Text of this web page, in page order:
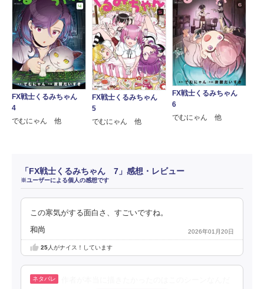
FX戦士くるみちゃん
4
でむにゃん 他
FX戦士くるみちゃん
5
でむにゃん 他
FX戦士くるみちゃん
6
でむにゃん 他
「FX戦士くるみちゃん 7」感想・レビュー
※ユーザーによる個人の感想です
この寒気がする面白さ、すごいですね。
和尚 2026年01月20日
25人がナイス！しています